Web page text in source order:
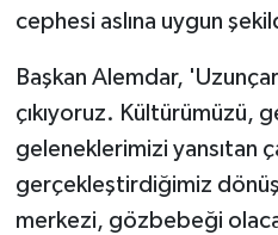
cephesi aslına uygun
Başkan Alemdar,
çıkıyoruz. Kültürümüzü,
geleneklerimizi yansıtan
gerçekleştirdiğimiz
merkezi, gözbebeği